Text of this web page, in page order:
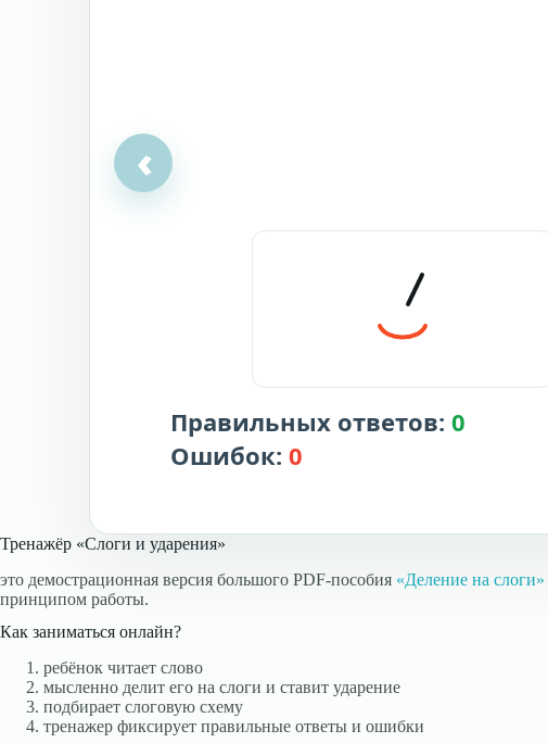
Правильных ответов: 0
Ошибок: 0
‹
Тренажёр «Слоги и ударения»
это демострационная версия большого PDF-пособия «Деление на слоги»
принципом работы.
Как заниматься онлайн?
ребёнок читает слово
мысленно делит его на слоги и ставит ударение
подбирает слоговую схему
тренажер фиксирует правильные ответы и ошибки